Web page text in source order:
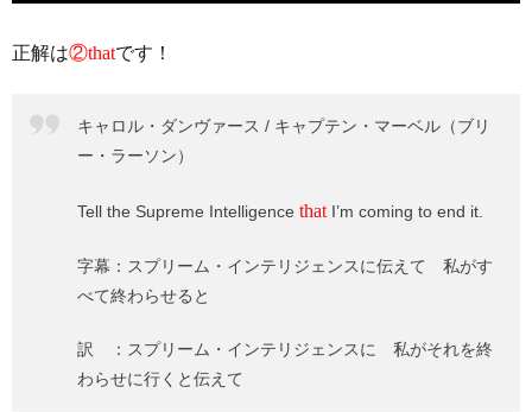
正解は②thatです！
キャロル・ダンヴァース / キャプテン・マーベル（ブリ
ー・ラーソン）
Tell the Supreme Intelligence that I’m coming to end it.
字幕：スプリーム・インテリジェンスに伝えて 私がす
べて終わらせると
訳 ：スプリーム・インテリジェンスに 私がそれを終
わらせに行くと伝えて